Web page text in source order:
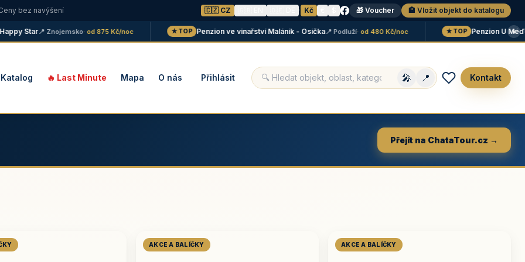
bez navýšení 🇨🇿 CZ · Kč 🎁 Voucher 🏨 Vložit objekt do katalogu
Star📍 Znojemsko· od 875 Kč/noc ★ TOP Penzion ve vinařství Maláník - Osička📍 Podluží· od 480 Kč/noc ★ TOP Penzion U Méďů📍
×
Katalog 🔥 Last Minute Mapa O nás Přihlásit 🎤 📍 Kontakt
Přejít na ChataTour.cz →
AKCE A BALÍČKY AKCE A BALÍČKY